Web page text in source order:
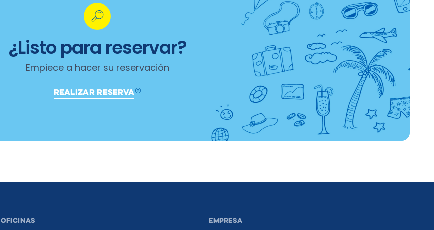
¿Listo para reservar?
Empiece a hacer su reservación
REALIZAR RESERVA
OFICINAS EMPRESA